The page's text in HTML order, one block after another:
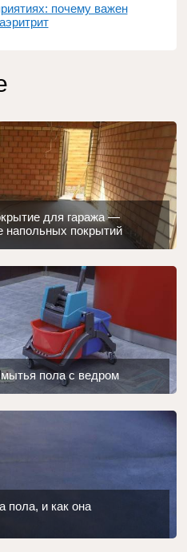
почему важен
для гаража —
напольных покрытий
пола с ведром
пола, и как она